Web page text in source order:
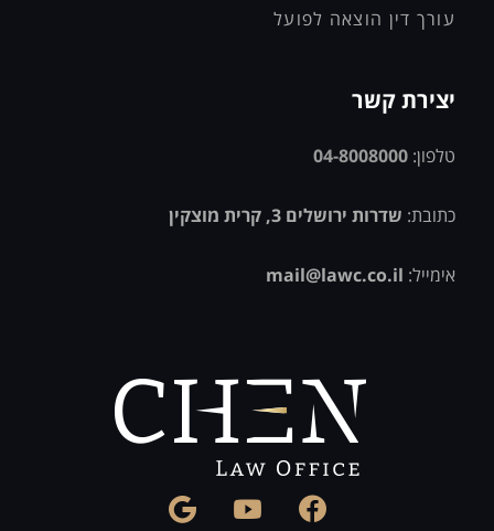
עורך דין הוצאה לפועל
יצירת קשר
טלפון: 04-8008000
כתובת: שדרות ירושלים 3, קרית מוצקין
אימייל: mail@lawc.co.il